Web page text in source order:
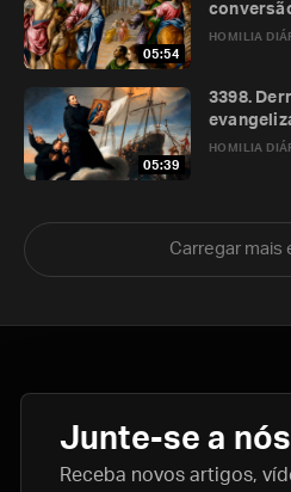
05:54
HOMILIA
05:39
HOMILIA
3398.
Carregar mais
Junte-se a
Receba novos artigos,